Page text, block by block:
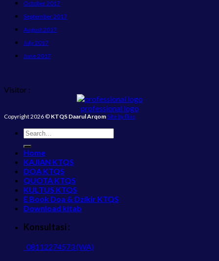
October 2017
September 2017
August 2017
July 2017
June 2017
Visitor :
professional logo
Copyright 2026 © KTQS Daarul ArqomSite by flixs
Home
KAJIAN KTQS
DOA KTQS
QUOTA KTQS
KULTUS KTQS
E Book Doa & Dzikir KTQS
Download kitab
Konsultasi :
08112274573 (WA)